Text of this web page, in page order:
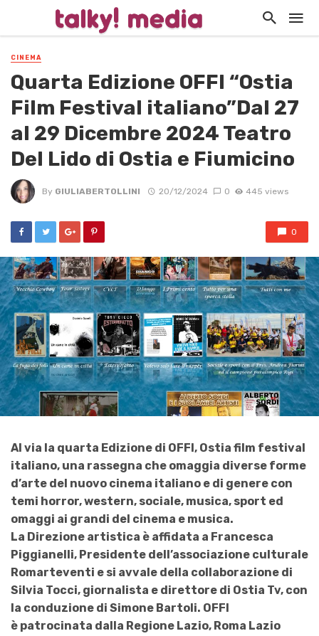
CINEMA
Quarta Edizione OFFI “Ostia
Film Festival italiano”Dal 27
al 29 Dicembre 2024 Teatro
Del Lido di Ostia e Fiumicino
By GIULIABERTOLLINI 20/12/2024 0 445 views
0
Al via la quarta Edizione di OFFI, Ostia film festival
italiano, una rassegna che omaggia diverse forme
d’arte del nuovo cinema italiano e di genere con
temi horror, western, sociale, musica, sport ed
omaggi ai grandi del cinema e musica.
La Direzione artistica è affidata a Francesca
Piggianelli, Presidente dell’associazione culturale
Romarteventi e si avvale della collaborazione di
Silvia Tocci, giornalista e direttore di Ostia Tv, con
la conduzione di Simone Bartoli. OFFI
è patrocinata dalla Regione Lazio, Roma Lazio